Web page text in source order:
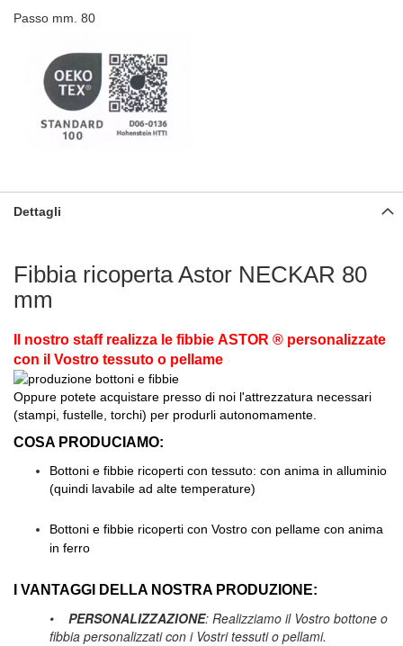
Passo mm. 80
Dettagli
Fibbia ricoperta Astor NECKAR 80
mm
Il nostro staff realizza le fibbie ASTOR ® personalizzate
con il Vostro tessuto o pellame
Oppure potete acquistare presso di noi l'attrezzatura necessari
(stampi, fustelle, torchi) per produrli autonomamente.
COSA PRODUCIAMO:
Bottoni e fibbie ricoperti con tessuto: con anima in alluminio
(quindi lavabile ad alte temperature)
Bottoni e fibbie ricoperti con Vostro con pellame con anima
in ferro
I VANTAGGI DELLA NOSTRA PRODUZIONE:
• PERSONALIZZAZIONE: Realizziamo il Vostro bottone o
fibbia personalizzati con i Vostri tessuti o pellami.